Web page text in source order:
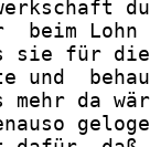
beim
sie für
und
mehr da